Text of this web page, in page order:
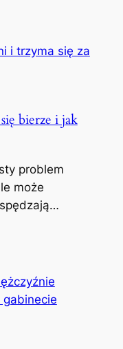
bierze i jak
problem
może